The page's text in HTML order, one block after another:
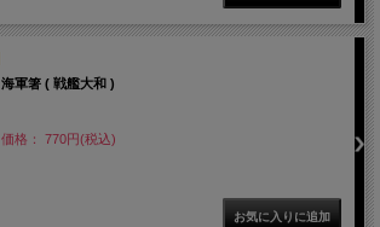
海軍箸 ( 戦艦大和 )
価格： 770円(税込)